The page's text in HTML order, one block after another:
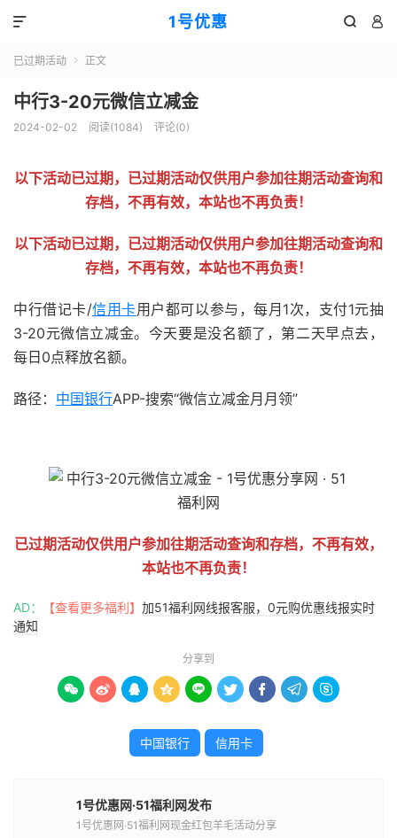
1号优惠  

已过期活动  正文
中行3-20元微信立减金
2024-02-02 阅读(1084) 评论(0)
以下活动已过期，已过期活动仅供用户参加往期活动查询和
存档，不再有效，本站也不再负责！
以下活动已过期，已过期活动仅供用户参加往期活动查询和
存档，不再有效，本站也不再负责！
中行借记卡/信用卡用户都可以参与，每月1次，支付1元抽
3-20元微信立减金。今天要是没名额了，第二天早点去，
每日0点释放名额。
路径： 中国银行APP-搜索“微信立减金月月领”
已过期活动仅供用户参加往期活动查询和存档，不再有效，
本站也不再负责！
AD： 【查看更多福利】 加51福利网线报客服，0元购优惠线报实时
通知
分享到
        
中国银行 信用卡
1号优惠网·51福利网发布
1号优惠网·51福利网现金红包羊毛活动分享